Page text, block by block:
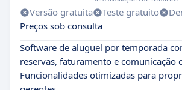
Versão gratuita Teste gratuito
Preços sob consulta
Software de aluguel por temporada
reservas, faturamento e comunicação
Funcionalidades otimizadas para